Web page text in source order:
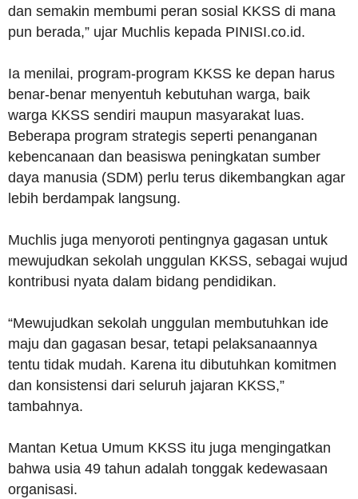
dan semakin membumi peran sosial KKSS di mana
pun berada,” ujar Muchlis kepada PINISI.co.id.
Ia menilai, program-program KKSS ke depan harus
benar-benar menyentuh kebutuhan warga, baik
warga KKSS sendiri maupun masyarakat luas.
Beberapa program strategis seperti penanganan
kebencanaan dan beasiswa peningkatan sumber
daya manusia (SDM) perlu terus dikembangkan agar
lebih berdampak langsung.
Muchlis juga menyoroti pentingnya gagasan untuk
mewujudkan sekolah unggulan KKSS, sebagai wujud
kontribusi nyata dalam bidang pendidikan.
“Mewujudkan sekolah unggulan membutuhkan ide
maju dan gagasan besar, tetapi pelaksanaannya
tentu tidak mudah. Karena itu dibutuhkan komitmen
dan konsistensi dari seluruh jajaran KKSS,”
tambahnya.
Mantan Ketua Umum KKSS itu juga mengingatkan
bahwa usia 49 tahun adalah tonggak kedewasaan
organisasi.